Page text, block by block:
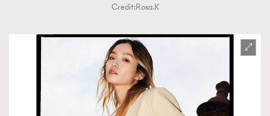
Credit:Rosa.K